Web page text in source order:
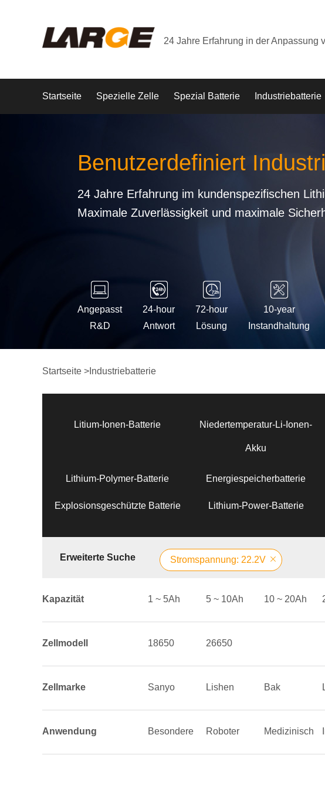
24 Jahre Erfahrung in der Anpassung
Startseite Spezielle Zelle Spezial Batterie Industriebatterie
Benutzerdefiniert
24 Jahre Erfahrung im kundenspezifischen
Maximale Zuverlässigkeit und maximale
Angepasst
R&D
24-hour
Antwort
72-hour
Lösung
10-year
Instandhaltung
Startseite > Industriebatterie
Litium-Ionen-Batterie Niedertemperatur-Li-Ionen-
Akku
Lithium-Polymer-Batterie Energiespeicherbatterie
Explosionsgeschützte Batterie Lithium-Power-Batterie
Erweiterte Suche Stromspannung: 22.2V
Kapazität 1 ~ 5Ah 5 ~ 10Ah 10 ~ 20Ah
Zellmodell 18650 26650
Zellmarke Sanyo Lishen Bak
Anwendung Besondere Roboter Medizinisch